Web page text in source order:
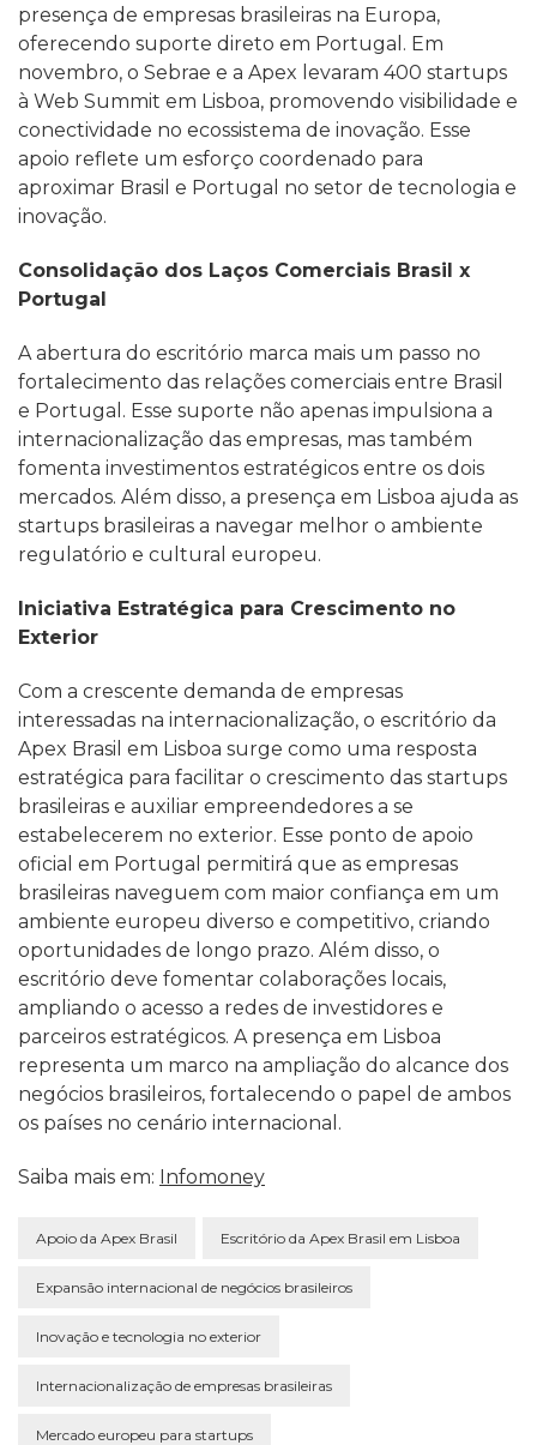
presença de empresas brasileiras na Europa,
oferecendo suporte direto em Portugal. Em
novembro, o Sebrae e a Apex levaram 400 startups
à Web Summit em Lisboa, promovendo visibilidade e
conectividade no ecossistema de inovação. Esse
apoio reflete um esforço coordenado para
aproximar Brasil e Portugal no setor de tecnologia e
inovação.
Consolidação dos Laços Comerciais Brasil x
Portugal
A abertura do escritório marca mais um passo no
fortalecimento das relações comerciais entre Brasil
e Portugal. Esse suporte não apenas impulsiona a
internacionalização das empresas, mas também
fomenta investimentos estratégicos entre os dois
mercados. Além disso, a presença em Lisboa ajuda as
startups brasileiras a navegar melhor o ambiente
regulatório e cultural europeu.
Iniciativa Estratégica para Crescimento no
Exterior
Com a crescente demanda de empresas
interessadas na internacionalização, o escritório da
Apex Brasil em Lisboa surge como uma resposta
estratégica para facilitar o crescimento das startups
brasileiras e auxiliar empreendedores a se
estabelecerem no exterior. Esse ponto de apoio
oficial em Portugal permitirá que as empresas
brasileiras naveguem com maior confiança em um
ambiente europeu diverso e competitivo, criando
oportunidades de longo prazo. Além disso, o
escritório deve fomentar colaborações locais,
ampliando o acesso a redes de investidores e
parceiros estratégicos. A presença em Lisboa
representa um marco na ampliação do alcance dos
negócios brasileiros, fortalecendo o papel de ambos
os países no cenário internacional.
Saiba mais em: Infomoney
Apoio da Apex Brasil Escritório da Apex Brasil em Lisboa
Expansão internacional de negócios brasileiros
Inovação e tecnologia no exterior
Internacionalização de empresas brasileiras
Mercado europeu para startups